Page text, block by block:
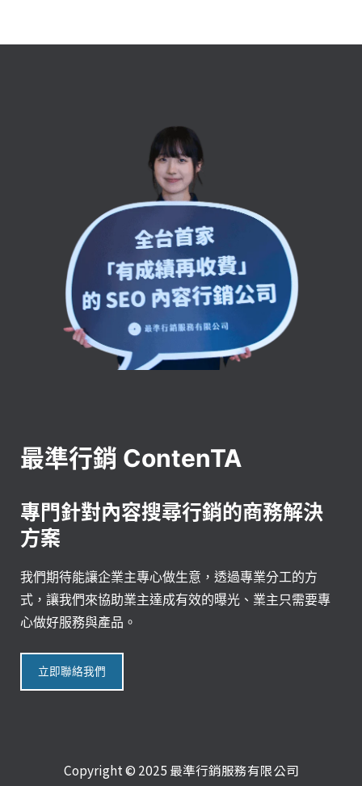
最準行銷 ContenTA
專門針對內容搜尋行銷的商務解決
方案
我們期待能讓企業主專心做生意，透過專業分工的方
式，讓我們來協助業主達成有效的曝光、業主只需要專
心做好服務與產品。
立即聯絡我們
Copyright © 2025 最準行銷服務有限公司